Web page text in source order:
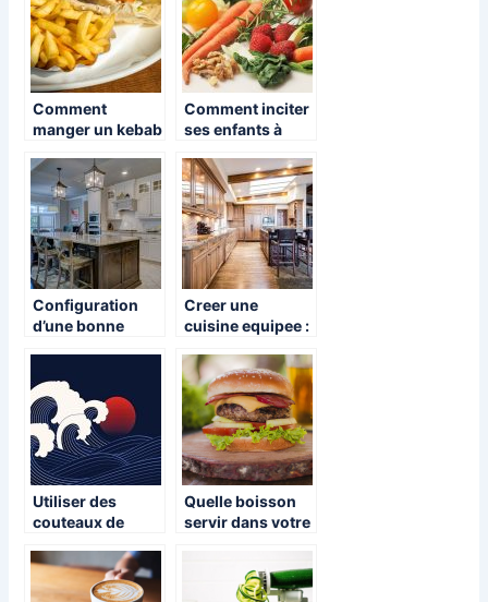
Comment
manger un kebab
Comment inciter
ses enfants à
légumes ?
Configuration
d’une bonne
Creer une
cuisine equipee :
astuces
Utiliser des
couteaux de
quels avantages
Quelle boisson
servir dans votre